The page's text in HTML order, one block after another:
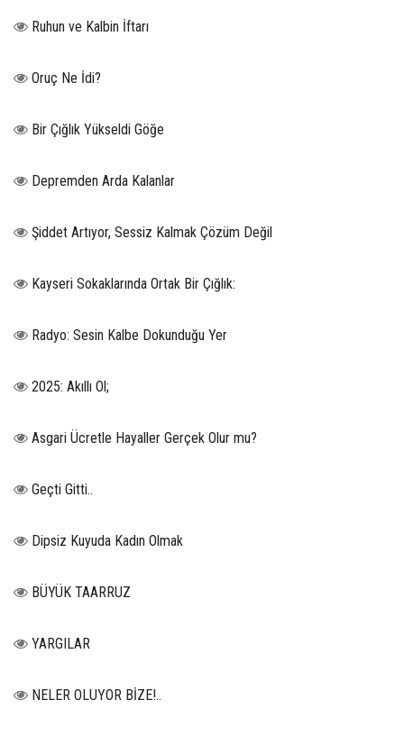
Ruhun ve Kalbin İftarı
Oruç Ne İdi?
Bir Çığlık Yükseldi Göğe
Depremden Arda Kalanlar
Şiddet Artıyor, Sessiz Kalmak Çözüm Değil
Kayseri Sokaklarında Ortak Bir Çığlık:
Radyo: Sesin Kalbe Dokunduğu Yer
2025: Akıllı Ol;
Asgari Ücretle Hayaller Gerçek Olur mu?
Geçti Gitti..
Dipsiz Kuyuda Kadın Olmak
BÜYÜK TAARRUZ
YARGILAR
NELER OLUYOR BİZE!..